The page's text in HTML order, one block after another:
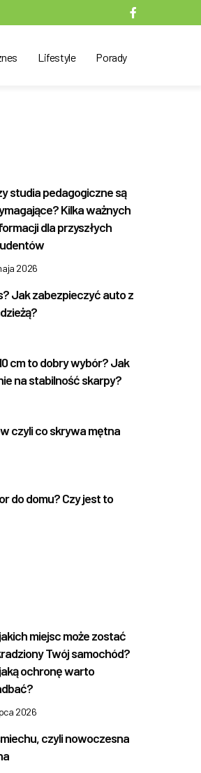
Lifestyle Porady
studia pedagogiczne są
Kilka ważnych
dla przyszłych
2026
Jak zabezpieczyć auto z
cm to dobry wybór? Jak
na stabilność skarpy?
czyli co skrywa mętna
do domu? Czy jest to
miejsc może zostać
Twój samochód?
ochronę warto
2026
czyli nowoczesna